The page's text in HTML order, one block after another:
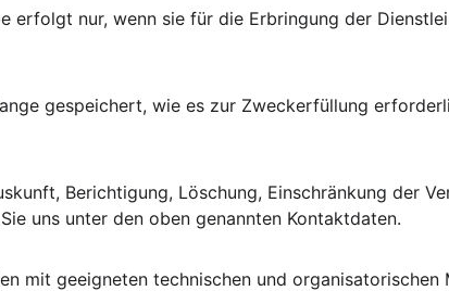
erfolgt nur, wenn sie für die Erbringung der
gespeichert, wie es zur Zweckerfüllung
Berichtigung, Löschung, Einschränkung der
uns unter den oben genannten Kontaktdaten.
mit geeigneten technischen und